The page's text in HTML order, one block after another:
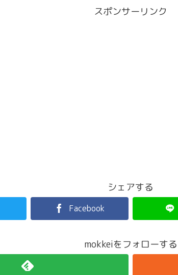
スポンサーリンク
シェアする
Facebook
mokkeiをフォローする